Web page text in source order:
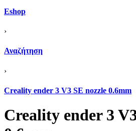
Eshop
›
Αναζήτηση
›
Creality ender 3 V3 SE nozzle 0.6mm
Creality ender 3